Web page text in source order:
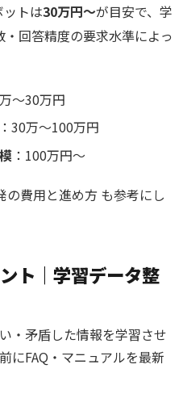
トは30万円〜が目安で、学
回答精度の要求水準によっ
〜30万円
：30万〜100万円
：100万円〜
の費用と進め方 も参考にし
ト｜学習データ整
・矛盾した情報を学習させ
にFAQ・マニュアルを最新